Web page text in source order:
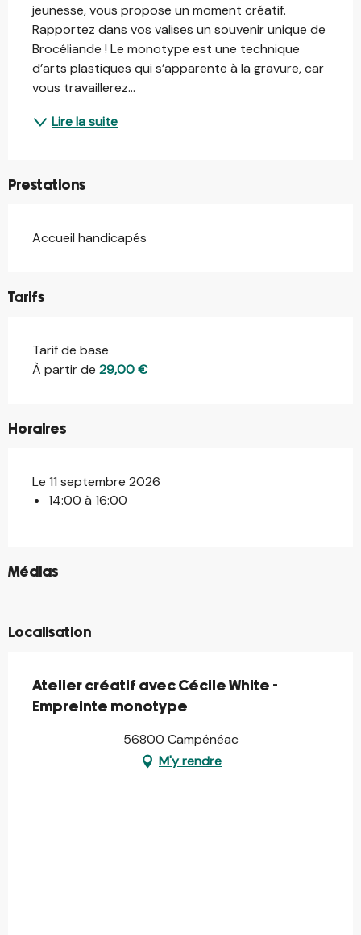
jeunesse, vous propose un moment créatif.
Rapportez dans vos valises un souvenir unique de
Brocéliande ! Le monotype est une technique
d’arts plastiques qui s’apparente à la gravure, car
vous travaillerez...
Lire la suite
Prestations
Accueil handicapés
Tarifs
Tarif de base
À partir de 29,00 €
Horaires
Le 11 septembre 2026
14:00 à 16:00
Médias
©
©
Localisation
Atelier créatif avec Cécile White -
Empreinte monotype
56800 Campénéac
M'y rendre